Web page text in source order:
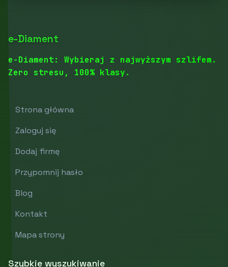
e-Diament
e-Diament: Wybieraj z najwyższym szlifem.
Zero stresu, 100% klasy.
Strona główna
Zaloguj się
Dodaj firmę
Przypomnij hasło
Blog
Kontakt
Mapa strony
Szybkie wyszukiwanie